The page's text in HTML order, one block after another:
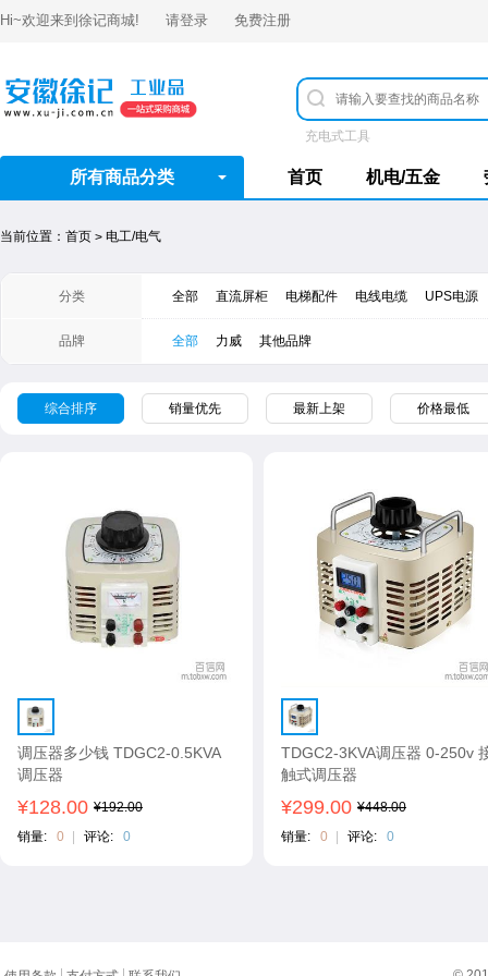
Hi~欢迎来到 徐记商城! 请登录 免费注册
充电式工具
所有商品分类 首页 机电/五金
当前位置： 首页 > 电工/电气
分类 全部 直流屏柜 电梯配件 电线电缆 UPS电源
品牌 全部 力威 其他品牌
综合排序 销量优先 最新上架 价格最低
调压器多少钱 TDGC2-0.5KVA
调压器
¥128.00 ¥192.00
销量:
0 评论: 0
TDGC2-3KVA调压器 0-250v
触式调压器
¥299.00 ¥448.00
销量:
0 评论: 0